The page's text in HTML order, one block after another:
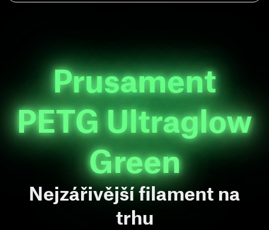
Prusament
PETG Ultraglow
Green
Nejzářivější filament na
trhu